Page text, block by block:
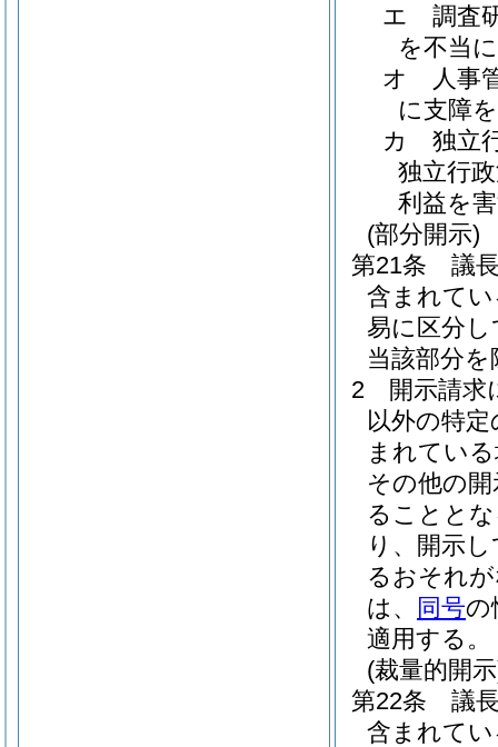
エ
調査
を不当
オ
人事
に支障
カ
独立
独立行
利益を
(部分開示)
第21条
議
含まれて
易に区分
当該部分
2
開示請求
以外の特
まれてい
その他の
ることと
り、開示
るおそれ
は、
同号の
適用する。
(裁量的開
第22条
議
含まれて